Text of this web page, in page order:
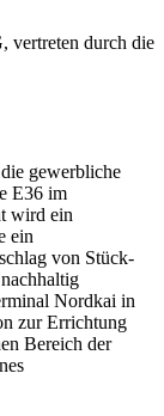
vertreten durch die
gewerbliche
E36 im
wird ein
ein
von Stück-
Nordkai in
zur Errichtung
Bereich der